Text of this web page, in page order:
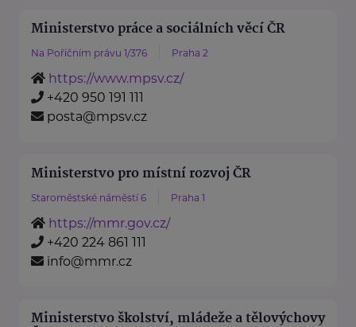
Ministerstvo práce a sociálních věcí ČR
Na Poříčním právu 1/376 Praha 2
https://www.mpsv.cz/
+420 950 191 111
posta@mpsv.cz
Ministerstvo pro místní rozvoj ČR
Staroměstské náměstí 6 Praha 1
https://mmr.gov.cz/
+420 224 861 111
info@mmr.cz
Ministerstvo školství, mládeže a tělovýchovy